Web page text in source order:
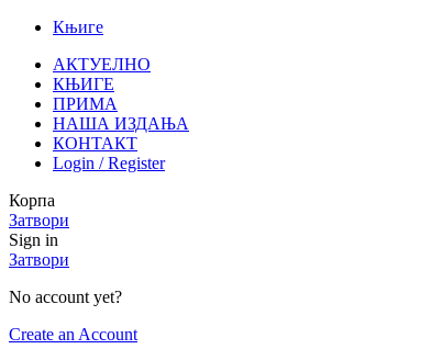
Књиге
АКТУЕЛНО
КЊИГЕ
ПРИМА
НАША ИЗДАЊА
КОНТАКТ
Login / Register
Корпа
Затвори
Sign in
Затвори
No account yet?
Create an Account